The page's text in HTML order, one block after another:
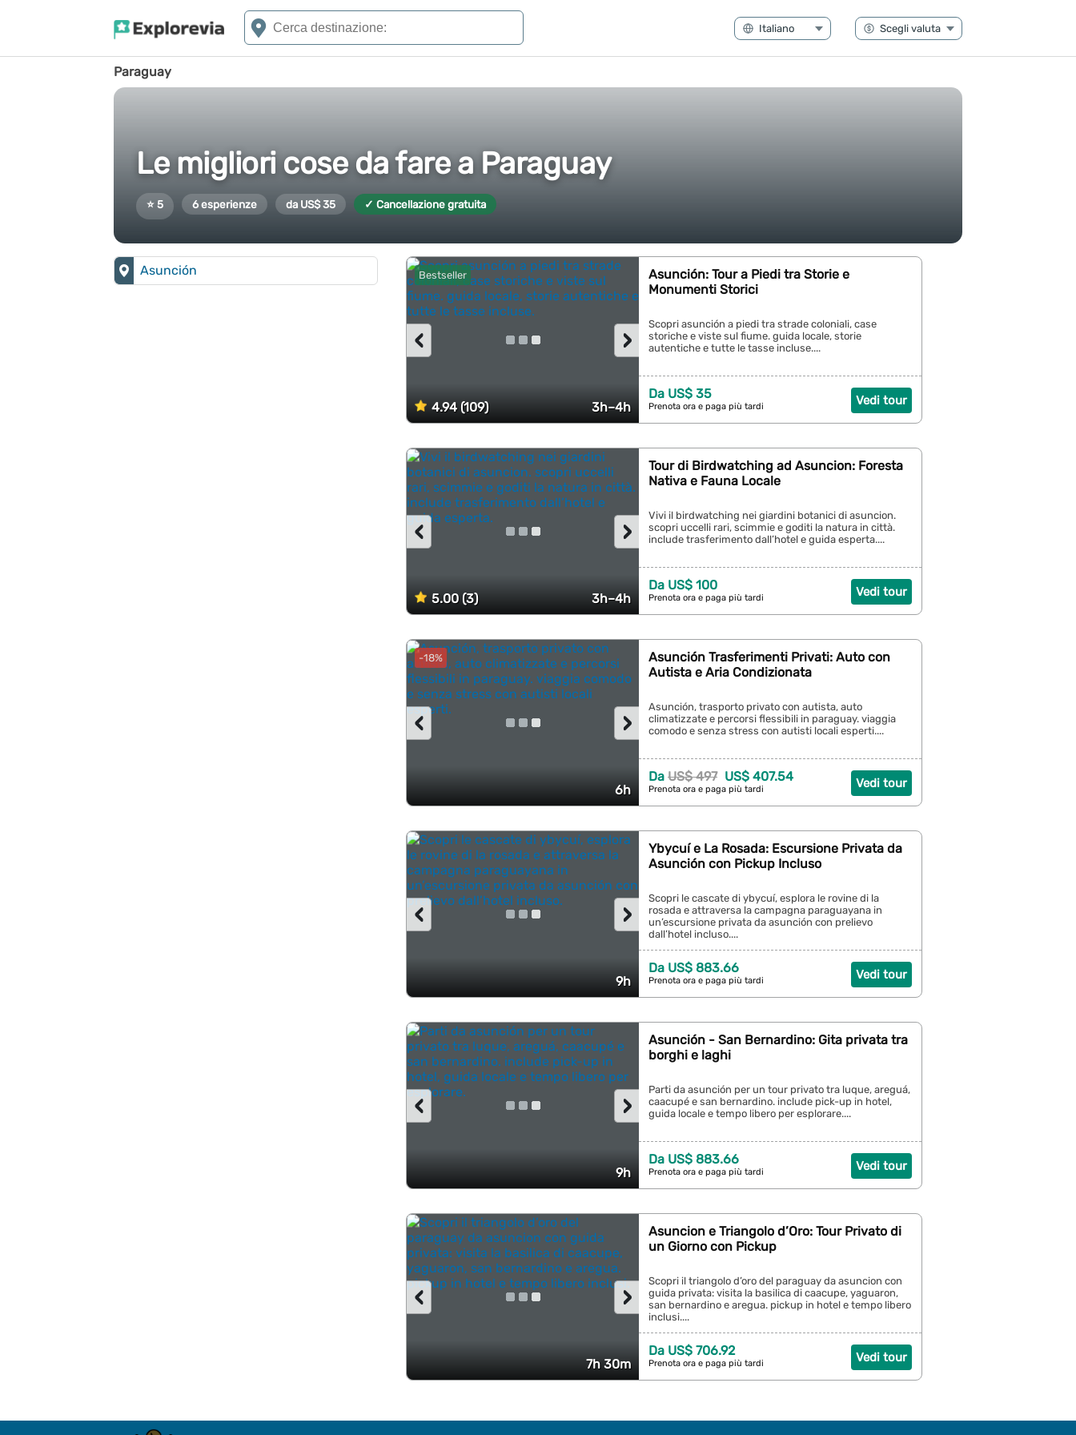
Paraguay
Le migliori cose da fare a Paraguay
⭐ 5 6 esperienze da US$ 35 ✓ Cancellazione gratuita
Bestseller
4.94 (109) 3h–4h
›
‹
Asunción: Tour a Piedi tra Storie e
Monumenti Storici
Scopri asunción a piedi tra strade coloniali, case
storiche e viste sul fiume. guida locale, storie
autentiche e tutte le tasse incluse....
Vedi tour
Da US$ 35
Prenota ora e paga più tardi
5.00 (3) 3h–4h
›
‹
Tour di Birdwatching ad Asuncion: Foresta
Nativa e Fauna Locale
Vivi il birdwatching nei giardini botanici di asuncion.
scopri uccelli rari, scimmie e goditi la natura in città.
include trasferimento dall’hotel e guida esperta....
Vedi tour
Da US$ 100
Prenota ora e paga più tardi
-18%
6h
›
‹
Asunción Trasferimenti Privati: Auto con
Autista e Aria Condizionata
Asunción, trasporto privato con autista, auto
climatizzate e percorsi flessibili in paraguay. viaggia
comodo e senza stress con autisti locali esperti....
Vedi tour
Da US$ 497 US$ 407.54
Prenota ora e paga più tardi
9h
›
‹
Ybycuí e La Rosada: Escursione Privata da
Asunción con Pickup Incluso
Scopri le cascate di ybycuí, esplora le rovine di la
rosada e attraversa la campagna paraguayana in
un’escursione privata da asunción con prelievo
dall’hotel incluso....
Vedi tour
Da US$ 883.66
Prenota ora e paga più tardi
9h
›
‹
Asunción - San Bernardino: Gita privata tra
borghi e laghi
Parti da asunción per un tour privato tra luque, areguá,
caacupé e san bernardino. include pick-up in hotel,
guida locale e tempo libero per esplorare....
Vedi tour
Da US$ 883.66
Prenota ora e paga più tardi
7h 30m
›
‹
Asuncion e Triangolo d’Oro: Tour Privato di
un Giorno con Pickup
Scopri il triangolo d’oro del paraguay da asuncion con
guida privata: visita la basilica di caacupe, yaguaron,
san bernardino e aregua. pickup in hotel e tempo libero
inclusi....
Vedi tour
Da US$ 706.92
Prenota ora e paga più tardi
Asunción